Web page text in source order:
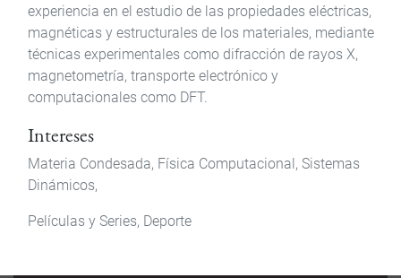
experiencia en el estudio de las propiedades eléctricas,
magnéticas y estructurales de los materiales, mediante
técnicas experimentales como difracción de rayos X,
magnetometría, transporte electrónico y
computacionales como DFT.
Intereses
Materia Condesada, Física Computacional, Sistemas
Dinámicos,
Películas y Series, Deporte